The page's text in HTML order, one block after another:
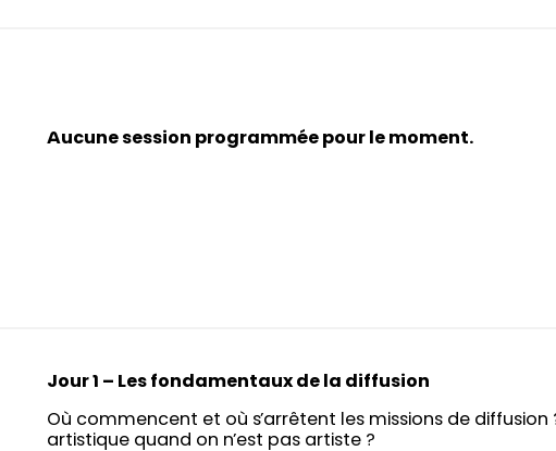
Aucune session programmée pour le moment.
Jour 1 – Les fondamentaux de la diffusion
Où commencent et où s’arrêtent les missions de
artistique quand on n’est pas artiste ?